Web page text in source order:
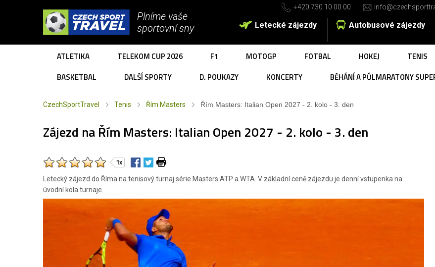
Plníme vaše
sportovní sny
+420 730 10 00 00
Letecké zájezdy Autobusové zájezdy
ATLETIKA TELEKOM CUP 2026 F1 MOTOGP FOTBAL HOKEJ TENIS
BASKETBAL
DALŠÍ SPORTY D. POUKAZY KONCERTY BĚHÁNÍ A PŮLMARATONY
CzechSportTravel Tenis Řím Masters Řím Masters: Italian Open 2027 - 2. kolo - 3. den
Zájezd na Řím Masters: Italian Open 2027 - 2. kolo - 3. den
1x
Letecký zájezd do Říma na tenisový turnaj série Masters ATP a WTA. V základní ceně zájezdu je denní vstupenka na
úvodní kola turnaje.